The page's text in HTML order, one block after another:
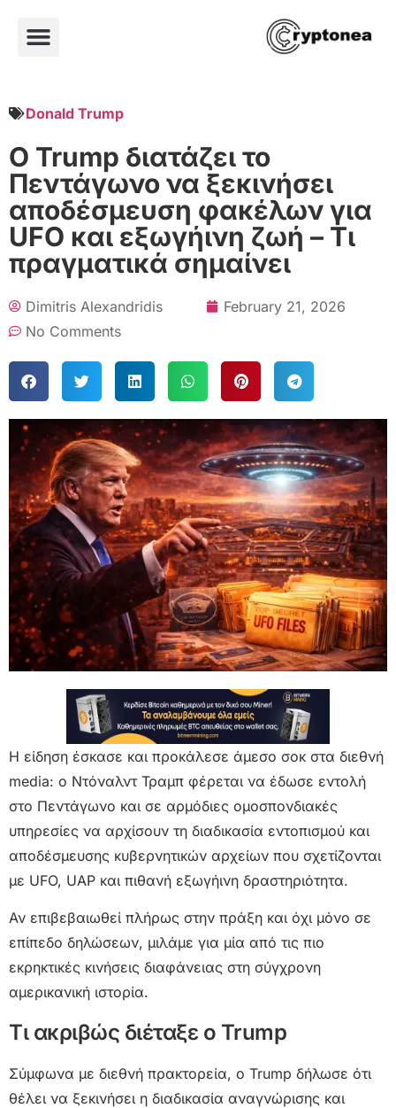
Donald Trump
Ο Trump διατάζει το
Πεντάγωνο να ξεκινήσει
αποδέσμευση φακέλων για
UFO και εξωγήινη ζωή – Τι
πραγματικά σημαίνει
Dimitris Alexandridis
February 21, 2026
No Comments
Η είδηση έσκασε και προκάλεσε άμεσο σοκ στα διεθνή
media: ο Ντόναλντ Τραμπ φέρεται να έδωσε εντολή
στο Πεντάγωνο και σε αρμόδιες ομοσπονδιακές
υπηρεσίες να αρχίσουν τη διαδικασία εντοπισμού και
αποδέσμευσης κυβερνητικών αρχείων που σχετίζονται
με UFO, UAP και πιθανή εξωγήινη δραστηριότητα.
Αν επιβεβαιωθεί πλήρως στην πράξη και όχι μόνο σε
επίπεδο δηλώσεων, μιλάμε για μία από τις πιο
εκρηκτικές κινήσεις διαφάνειας στη σύγχρονη
αμερικανική ιστορία.
Τι ακριβώς διέταξε ο Trump
Σύμφωνα με διεθνή πρακτορεία, ο Trump δήλωσε ότι
θέλει να ξεκινήσει η διαδικασία αναγνώρισης και